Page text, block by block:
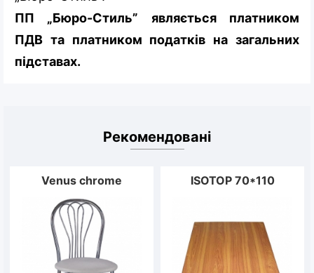
ПП „Бюро-Стиль” являється платником
ПДВ та платником податків на загальних
підставах.
Рекомендовані
Venus chrome ISOTOP 70*110